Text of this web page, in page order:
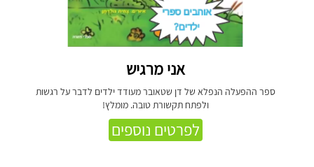
אני מרגיש
ספר ההפעלה הנפלא של דן שטאובר מעודד ילדים לדבר על רגשות
ולפתח תקשורת טובה. מומלץ!
לפרטים נוספים